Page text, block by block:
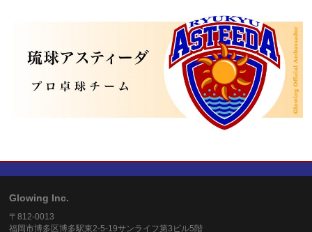
Glowing Inc.
〒812-0013
福岡市博多区博多駅東2-5-19サンライフ第3ビル5階